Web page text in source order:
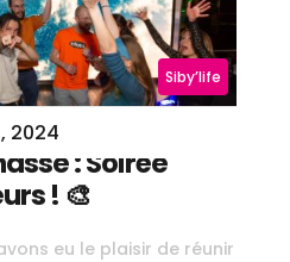
Siby’life
: Soirée
! 🎨
eu le plaisir de réunir
2024